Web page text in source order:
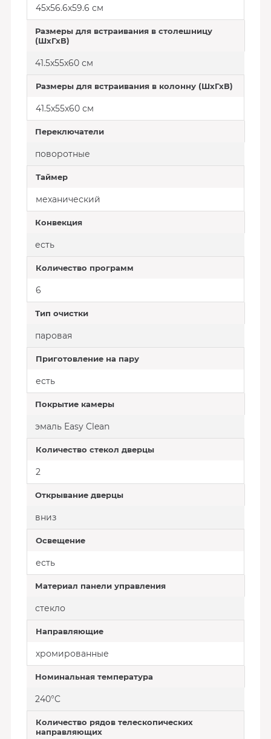
45х56.6х59.6 см
Размеры для встраивания в столешницу
(ШхГхВ)
41.5x55x60 см
Размеры для встраивания в колонну (ШхГхВ)
41.5x55x60 см
Переключатели
поворотные
Таймер
механический
Конвекция
есть
Количество программ
6
Тип очистки
паровая
Приготовление на пару
есть
Покрытие камеры
эмаль Easy Clean
Количество стекол дверцы
2
Открывание дверцы
вниз
Освещение
есть
Материал панели управления
стекло
Направляющие
хромированные
Номинальная температура
240°C
Количество рядов телескопических
направляющих